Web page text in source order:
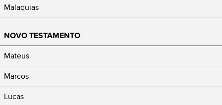
Malaquias
NOVO TESTAMENTO
Mateus
Marcos
Lucas